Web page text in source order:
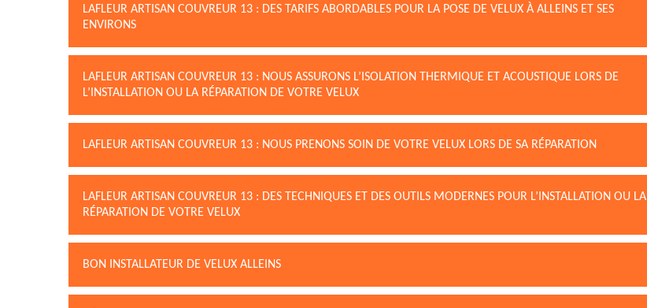
LAFLEUR ARTISAN COUVREUR 13 : DES TARIFS ABORDABLES POUR LA POSE DE VELUX À ALLEINS ET SES
ENVIRONS
LAFLEUR ARTISAN COUVREUR 13 : NOUS ASSURONS L’ISOLATION THERMIQUE ET ACOUSTIQUE LORS DE
L’INSTALLATION OU LA RÉPARATION DE VOTRE VELUX
LAFLEUR ARTISAN COUVREUR 13 : NOUS PRENONS SOIN DE VOTRE VELUX LORS DE SA RÉPARATION
LAFLEUR ARTISAN COUVREUR 13 : DES TECHNIQUES ET DES OUTILS MODERNES POUR L’INSTALLATION OU LA
RÉPARATION DE VOTRE VELUX
BON INSTALLATEUR DE VELUX ALLEINS